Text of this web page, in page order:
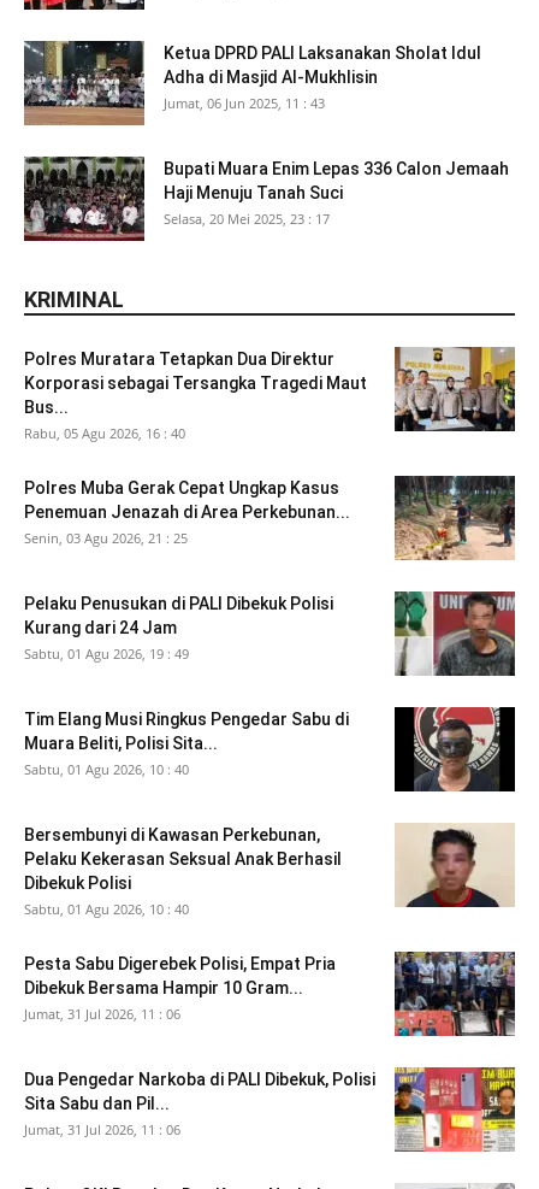
Ketua DPRD PALI Laksanakan Sholat Idul
Adha di Masjid Al-Mukhlisin
Jumat, 06 Jun 2025, 11 : 43
Bupati Muara Enim Lepas 336 Calon Jemaah
Haji Menuju Tanah Suci
Selasa, 20 Mei 2025, 23 : 17
KRIMINAL
Polres Muratara Tetapkan Dua Direktur
Korporasi sebagai Tersangka Tragedi Maut
Bus...
Rabu, 05 Agu 2026, 16 : 40
Polres Muba Gerak Cepat Ungkap Kasus
Penemuan Jenazah di Area Perkebunan...
Senin, 03 Agu 2026, 21 : 25
Pelaku Penusukan di PALI Dibekuk Polisi
Kurang dari 24 Jam
Sabtu, 01 Agu 2026, 19 : 49
Tim Elang Musi Ringkus Pengedar Sabu di
Muara Beliti, Polisi Sita...
Sabtu, 01 Agu 2026, 10 : 40
Bersembunyi di Kawasan Perkebunan,
Pelaku Kekerasan Seksual Anak Berhasil
Dibekuk Polisi
Sabtu, 01 Agu 2026, 10 : 40
Pesta Sabu Digerebek Polisi, Empat Pria
Dibekuk Bersama Hampir 10 Gram...
Jumat, 31 Jul 2026, 11 : 06
Dua Pengedar Narkoba di PALI Dibekuk, Polisi
Sita Sabu dan Pil...
Jumat, 31 Jul 2026, 11 : 06